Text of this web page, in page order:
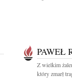
PAWEŁ
Z wielkim
który zmarł